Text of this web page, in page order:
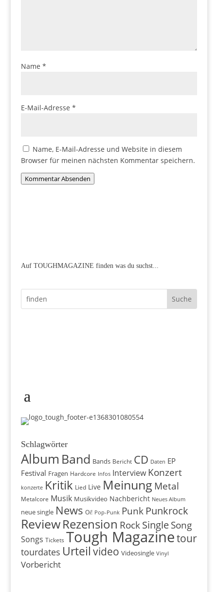
Name *
E-Mail-Adresse *
Name, E-Mail-Adresse und Website in diesem
Browser für meinen nächsten Kommentar speichern.
Kommentar Absenden
Auf TOUGHMAGAZINE finden was du suchst...
Schlagwörter
Album Band Bands Bericht CD Daten EP
Festival Fragen Hardcore Infos Interview Konzert
konzerte Kritik Lied Live Meinung Metal
Metalcore Musik Musikvideo Nachbericht Neues Album
neue single News Oi! Pop-Punk Punk Punkrock
ReviewRezension Rock Single Song
Songs Tickets Tough Magazinetour
tourdates Urteil video Videosingle Vinyl
Vorbericht